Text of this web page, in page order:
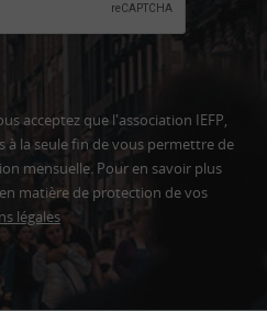
acceptez que l'association IEFP,
à la seule fin de vous permettre de
mensuelle. Pour en savoir plus
matière de protection de vos
légales